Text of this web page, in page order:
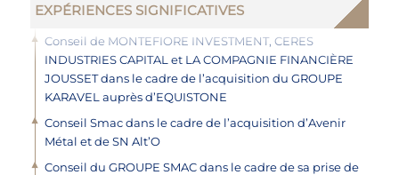
EXPÉRIENCES SIGNIFICATIVES
Conseil de MONTEFIORE INVESTMENT, CERES
INDUSTRIES CAPITAL et LA COMPAGNIE FINANCIÈRE
JOUSSET dans le cadre de l’acquisition du GROUPE
KARAVEL auprès d’EQUISTONE
Conseil Smac dans le cadre de l’acquisition d’Avenir
Métal et de SN Alt’O
Conseil du GROUPE SMAC dans le cadre de sa prise de